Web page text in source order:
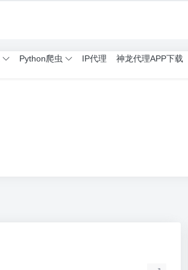
Python爬虫 IP代理 神龙代理APP下载